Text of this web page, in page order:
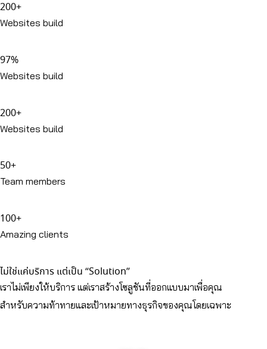
200+
Websites build
97%
Websites build
200+
Websites build
50+
Team members
100+
Amazing clients
ไม่ใช่แค่บริการ แต่เป็น “Solution”
เราไม่เพียงให้บริการ แต่เราสร้างโซลูชันที่ออกแบบมาเพื่อคุณ
สำหรับความท้าทายและเป้าหมายทางธุรกิจของคุณโดยเฉพาะ